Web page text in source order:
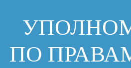
ПО